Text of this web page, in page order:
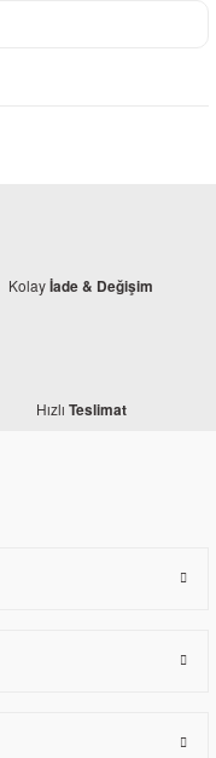
Kolayİade & Değişim
Hızlı Teslimat